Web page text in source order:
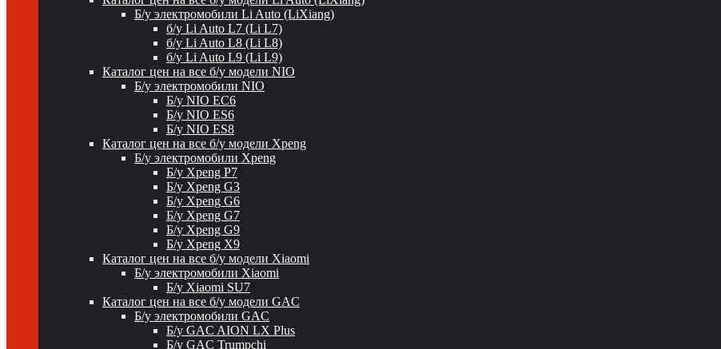
Б/у электромобили Li Auto (LiXiang)
б/у Li Auto L7 (Li L7)
б/у Li Auto L8 (Li L8)
б/у Li Auto L9 (Li L9)
Каталог цен на все б/у модели NIO
Б/у электромобили NIO
Б/у NIO EC6
Б/у NIO ES6
Б/у NIO ES8
Каталог цен на все б/у модели Xpeng
Б/у электромобили Xpeng
Б/у Xpeng P7
Б/у Xpeng G3
Б/у Xpeng G6
Б/у Xpeng G7
Б/у Xpeng G9
Б/у Xpeng X9
Каталог цен на все б/у модели Xiaomi
Б/у электромобили Xiaomi
Б/у Xiaomi SU7
Каталог цен на все б/у модели GAC
Б/у электромобили GAC
Б/у GAC AION LX Plus
Б/у GAC Trumpchi